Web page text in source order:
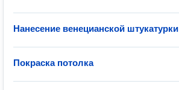
Нанесение венецианской штукатурки
Покраска потолка